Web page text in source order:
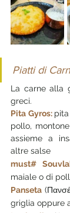
Piatti di
La carne alla
greci.
Pita Gyros:
pollo,
assieme a
altre salse
must#
maiale o di
Panseta (
griglia oppure